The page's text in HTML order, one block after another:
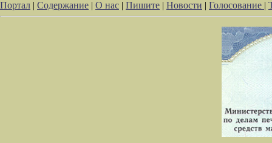
Портал | Содержание | О нас | Пишите | Новости | Голосование |